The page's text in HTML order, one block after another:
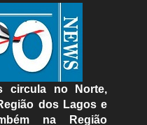
circula no Norte,
dos Lagos e
na Região